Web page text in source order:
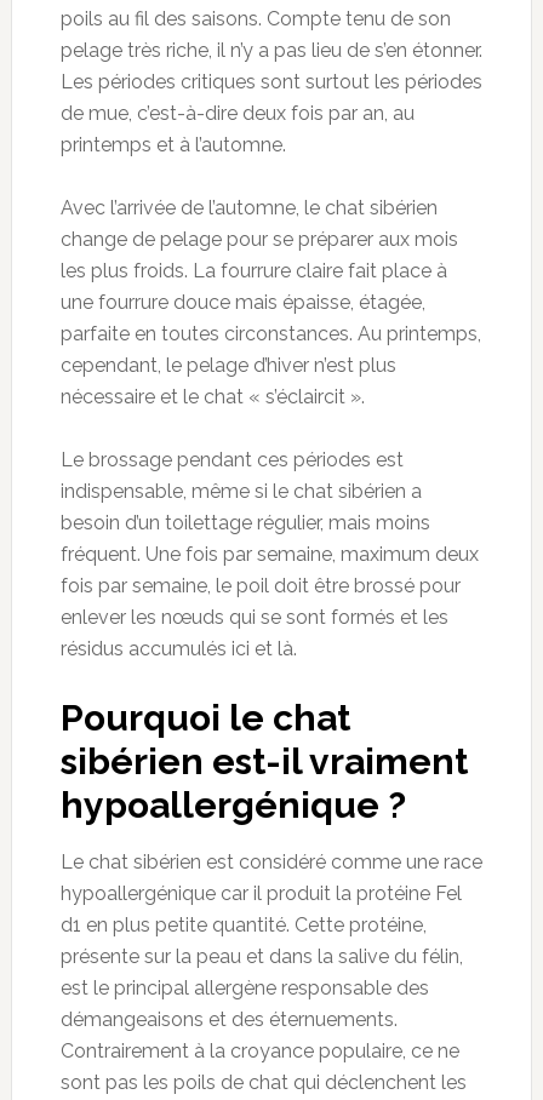
poils au fil des saisons. Compte tenu de son
pelage très riche, il n’y a pas lieu de s’en étonner.
Les périodes critiques sont surtout les périodes
de mue, c’est-à-dire deux fois par an, au
printemps et à l’automne.
Avec l’arrivée de l’automne, le chat sibérien
change de pelage pour se préparer aux mois
les plus froids. La fourrure claire fait place à
une fourrure douce mais épaisse, étagée,
parfaite en toutes circonstances. Au printemps,
cependant, le pelage d’hiver n’est plus
nécessaire et le chat « s’éclaircit ».
Le brossage pendant ces périodes est
indispensable, même si le chat sibérien a
besoin d’un toilettage régulier, mais moins
fréquent. Une fois par semaine, maximum deux
fois par semaine, le poil doit être brossé pour
enlever les nœuds qui se sont formés et les
résidus accumulés ici et là.
Pourquoi le chat
sibérien est-il vraiment
hypoallergénique ?
Le chat sibérien est considéré comme une race
hypoallergénique car il produit la protéine Fel
d1 en plus petite quantité. Cette protéine,
présente sur la peau et dans la salive du félin,
est le principal allergène responsable des
démangeaisons et des éternuements.
Contrairement à la croyance populaire, ce ne
sont pas les poils de chat qui déclenchent les